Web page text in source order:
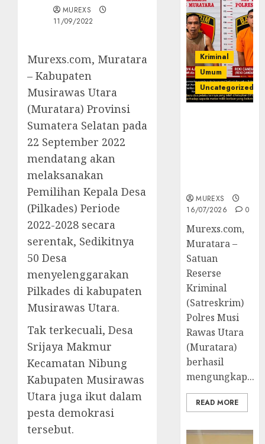
MUREXS
11/09/2022
Murexs.com, Muratara
– Kabupaten
Musirawas Utara
(Muratara) Provinsi
Sumatera Selatan pada
22 September 2022
mendatang akan
melaksanakan
Pemilihan Kepala Desa
(Pilkades) Periode
2022-2028 secara
serentak, Sedikitnya
50 Desa
menyelenggarakan
Pilkades di kabupaten
Musirawas Utara.
Tak terkecuali, Desa
Srijaya Makmur
Kecamatan Nibung
Kabupaten Musirawas
Utara juga ikut dalam
pesta demokrasi
tersebut.
Kriminal
Umum
Uncategorized
MUREXS
16/07/2026
0
Murexs.com,
Muratara –
Satuan
Reserse
Kriminal
(Satreskrim)
Polres Musi
Rawas Utara
(Muratara)
berhasil
mengungkap...
READ MORE